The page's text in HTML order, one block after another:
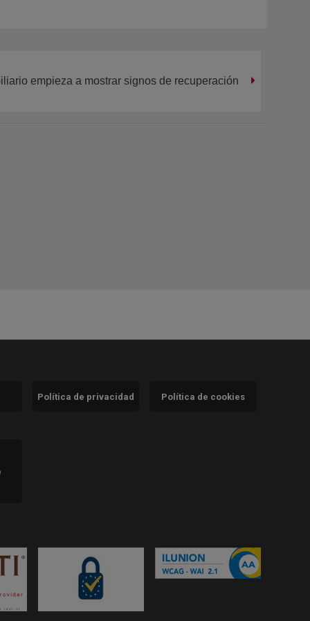
empieza a mostrar signos de recuperación
Política de privacidad Política de cookies